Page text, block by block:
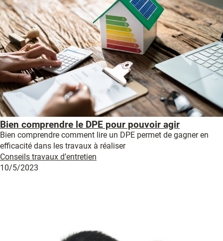
Bien comprendre le DPE pour pouvoir agir
Bien comprendre comment lire un DPE permet de gagner en
efficacité dans les travaux à réaliser
Conseils travaux d’entretien
10/5/2023